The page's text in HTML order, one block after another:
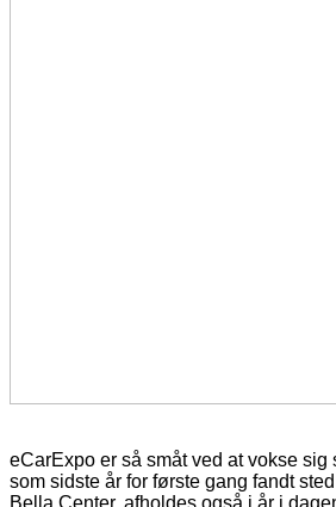
eCarExpo er så småt ved at vokse sig
som sidste år for første gang fandt